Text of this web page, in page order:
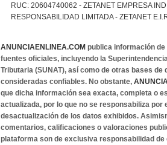
RUC: 20604740062 - ZETANET EMPRESA
RESPONSABILIDAD LIMITADA - ZETANET
ANUNCIAENLINEA.COM publica información
fuentes oficiales, incluyendo la
Tributaria (SUNAT), así como de otras bases de
consideradas confiables. No obstante,
que dicha información sea exacta, completa o
actualizada, por lo que no se responsabiliza por
desactualización de los datos exhibidos.
comentarios, calificaciones o valoraciones
plataforma son de exclusiva responsabilidad de